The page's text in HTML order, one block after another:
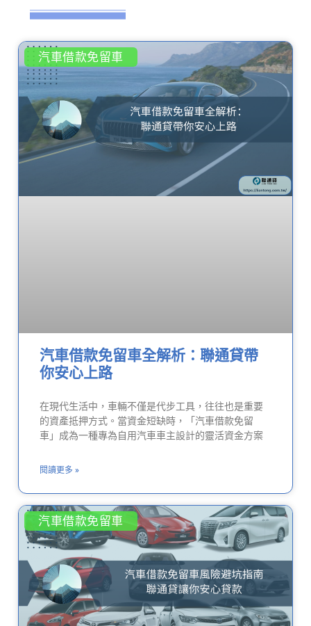
汽車借款免留車
汽車借款免留車全解析：聯通貸帶
你安心上路
在現代生活中，車輛不僅是代步工具，往往也是重要
的資產抵押方式。當資金短缺時，「汽車借款免留
車」成為一種專為自用汽車車主設計的靈活資金方案
閱讀更多 »
汽車借款免留車